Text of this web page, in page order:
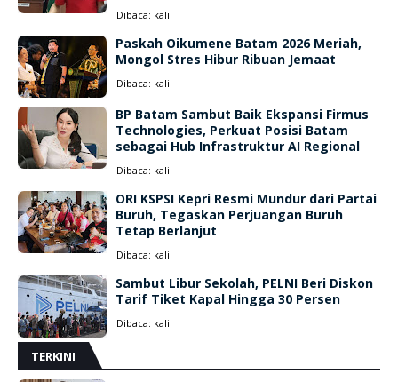
Dibaca: kali
Paskah Oikumene Batam 2026 Meriah,
Mongol Stres Hibur Ribuan Jemaat
Dibaca: kali
BP Batam Sambut Baik Ekspansi Firmus
Technologies, Perkuat Posisi Batam
sebagai Hub Infrastruktur AI Regional
Dibaca: kali
ORI KSPSI Kepri Resmi Mundur dari Partai
Buruh, Tegaskan Perjuangan Buruh
Tetap Berlanjut
Dibaca: kali
Sambut Libur Sekolah, PELNI Beri Diskon
Tarif Tiket Kapal Hingga 30 Persen
Dibaca: kali
TERKINI